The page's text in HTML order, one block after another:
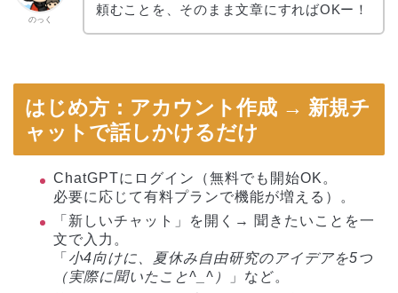
のっく
頼むことを、そのまま文章にすればOKー！
はじめ方：アカウント作成 → 新規チ
ャットで話しかけるだけ
ChatGPTにログイン（無料でも開始OK。
必要に応じて有料プランで機能が増える）。
「新しいチャット」を開く→ 聞きたいことを一
文で入力。
「 小4向けに、夏休み自由研究のアイデアを5つ
（実際に聞いたこと^_^）
」など。